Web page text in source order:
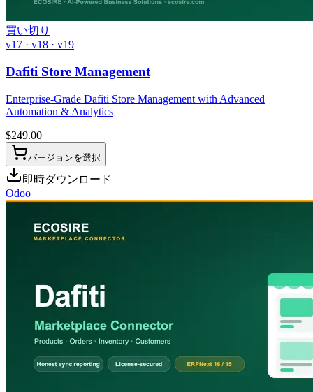
買い切り
v17 · v18 · v19
Dafiti Store Management
Enterprise-Grade Dafiti Store Management with Advanced
Automation & Analytics
$249.00
バージョンを選択
即時ダウンロード
Odoo